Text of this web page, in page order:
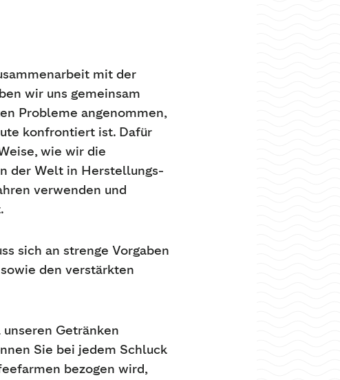
mit der
wir uns gemeinsam
Probleme angenommen,
konfrontiert ist. Dafür
wie wir die
der Welt in Herstellungs-
verwenden und
sich an strenge Vorgaben
den verstärkten
Getränken
Sie bei jedem Schluck
bezogen wird,